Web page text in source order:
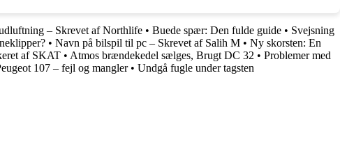
– Skrevet af Northlife • Buede spær: Den fulde guide • Svejsning
• Navn på bilspil til pc – Skrevet af Salih M • Ny skorsten: En
af SKAT • Atmos brændekedel sælges, Brugt DC 32 • Problemer med
107 – fejl og mangler• Undgå fugle under tagsten